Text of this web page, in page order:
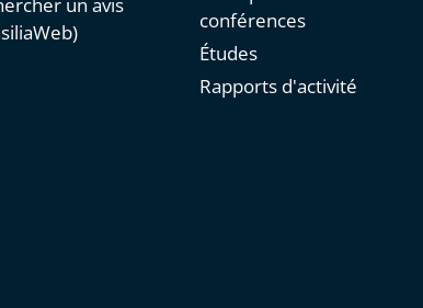
un avis
conférences
Études
Rapports d'activité